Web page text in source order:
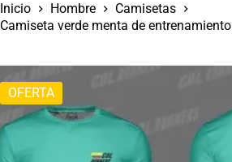
Inicio Hombre
Camisetas
Camiseta verde menta de entrenamiento
OFERTA